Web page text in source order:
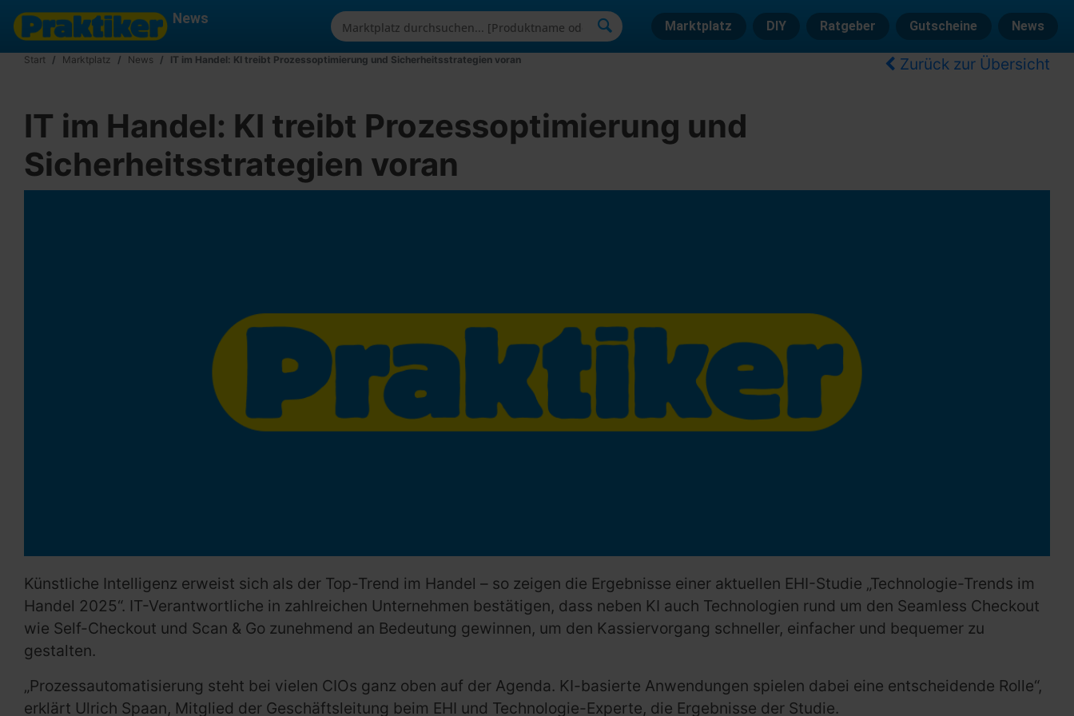
News Marktplatz DIY Ratgeber Gutscheine News
Start Marktplatz News IT im Handel: KI treibt Prozessoptimierung und Sicherheitsstrategien voran Zurück zur Übersicht
IT im Handel: KI treibt Prozessoptimierung und
Sicherheitsstrategien voran
Künstliche Intelligenz erweist sich als der Top-Trend im Handel – so zeigen die Ergebnisse einer aktuellen EHI-Studie „Technologie-Trends im
Handel 2025“. IT-Verantwortliche in zahlreichen Unternehmen bestätigen, dass neben KI auch Technologien rund um den Seamless Checkout
wie Self-Checkout und Scan & Go zunehmend an Bedeutung gewinnen, um den Kassiervorgang schneller, einfacher und bequemer zu
gestalten.
„Prozessautomatisierung steht bei vielen CIOs ganz oben auf der Agenda. KI-basierte Anwendungen spielen dabei eine entscheidende Rolle“,
erklärt Ulrich Spaan, Mitglied der Geschäftsleitung beim EHI und Technologie-Experte, die Ergebnisse der Studie.